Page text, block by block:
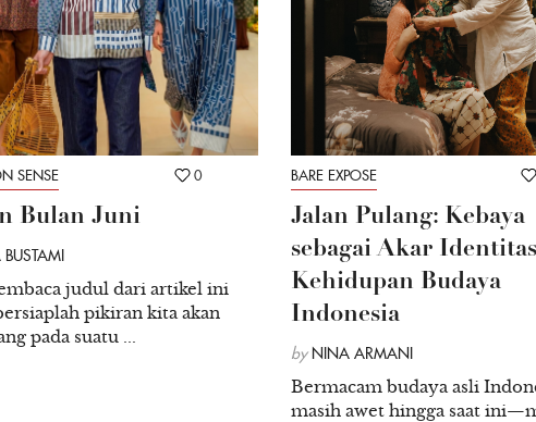
SENSE 0
Bulan Juni
BUSTAMI
judul dari artikel ini
pikiran kita akan
pada suatu ...
BARE EXPOSE
Jalan Pulang: Kebaya
sebagai Akar Identitas
Kehidupan Budaya
Indonesia
by NINA ARMANI
Bermacam budaya asli
masih awet hingga saat